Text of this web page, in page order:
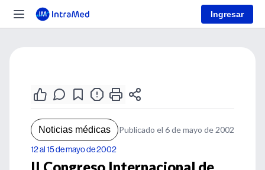
Ingresar
Noticias médicas Publicado el 6 de mayo de 2002
12 al 15 de mayo de 2002